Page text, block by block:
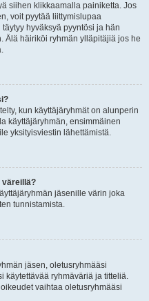
siihen klikkaamalla painiketta. Jos
voit pyytää liittymislupaa
hyväksyä pyyntösi ja hän
Älä häiriköi ryhmän ylläpitäjiä jos he
kun käyttäjäryhmät on alunperin
käyttäjäryhmän, ensimmäinen
yksityisviestin lähettämistä.
väreillä?
jäsenille värin joka
tunnistamista.
jäsen, oletusryhmääsi
käytettävää ryhmäväriä ja titteliä.
vaihtaa oletusryhmääsi